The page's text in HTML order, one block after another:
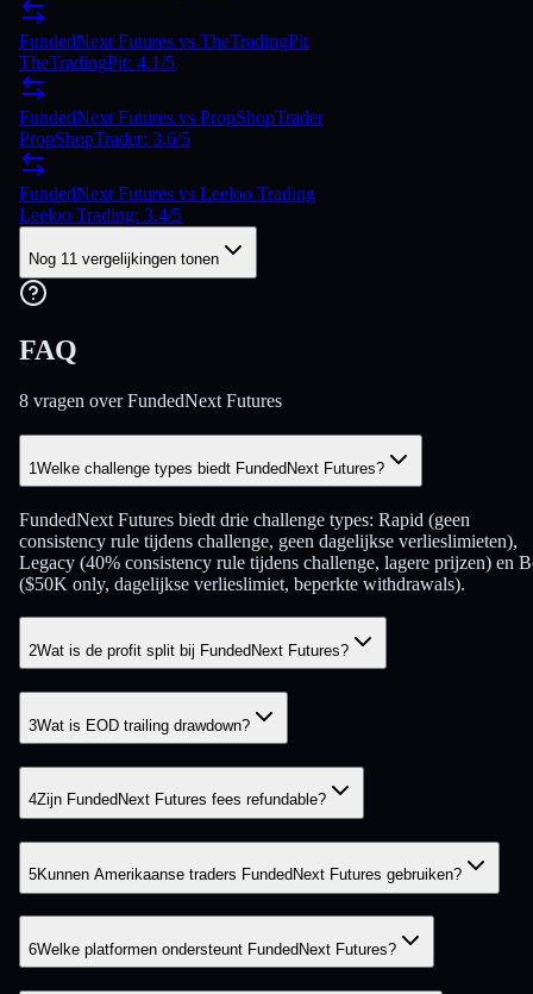
FundedNext Futures vs TheTradingPit
TheTradingPit: 4.1/5
FundedNext Futures vs PropShopTrader
PropShopTrader: 3.6/5
FundedNext Futures vs Leeloo Trading
Leeloo Trading: 3.4/5
Nog 11 vergelijkingen tonen
FAQ
8 vragen over FundedNext Futures
1Welke challenge types biedt FundedNext Futures?
FundedNext Futures biedt drie challenge types: Rapid (geen
consistency rule tijdens challenge, geen dagelijkse verlieslimieten),
Legacy (40% consistency rule tijdens challenge, lagere prijzen) en
($50K only, dagelijkse verlieslimiet, beperkte withdrawals).
2Wat is de profit split bij FundedNext Futures?
3Wat is EOD trailing drawdown?
4Zijn FundedNext Futures fees refundable?
5Kunnen Amerikaanse traders FundedNext Futures gebruiken?
6Welke platformen ondersteunt FundedNext Futures?